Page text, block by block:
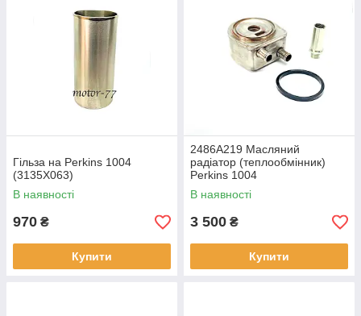
Гільза на Perkins 1004
(3135X063)
В наявності
970 ₴
Купити
2486A219 Масляний
радіатор (теплообмінник)
Perkins 1004
В наявності
3 500 ₴
Купити